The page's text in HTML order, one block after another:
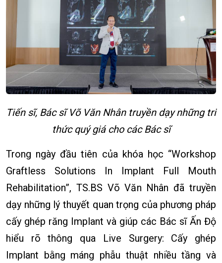
Tiến sĩ, Bác sĩ Võ Văn Nhân truyền dạy những tri
thức quý giá cho các Bác sĩ
Trong ngày đầu tiên của khóa học “Workshop
Graftless Solutions In Implant Full Mouth
Rehabilitation”, TS.BS Võ Văn Nhân đã truyền
dạy những lý thuyết quan trọng của phương pháp
cấy ghép răng Implant và giúp các Bác sĩ Ấn Độ
hiểu rõ thông qua Live Surgery: Cấy ghép
Implant bằng máng phẫu thuật nhiều tầng và